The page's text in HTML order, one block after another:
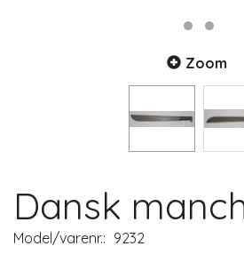
Zoom
Dansk
Model/varenr.: 9232